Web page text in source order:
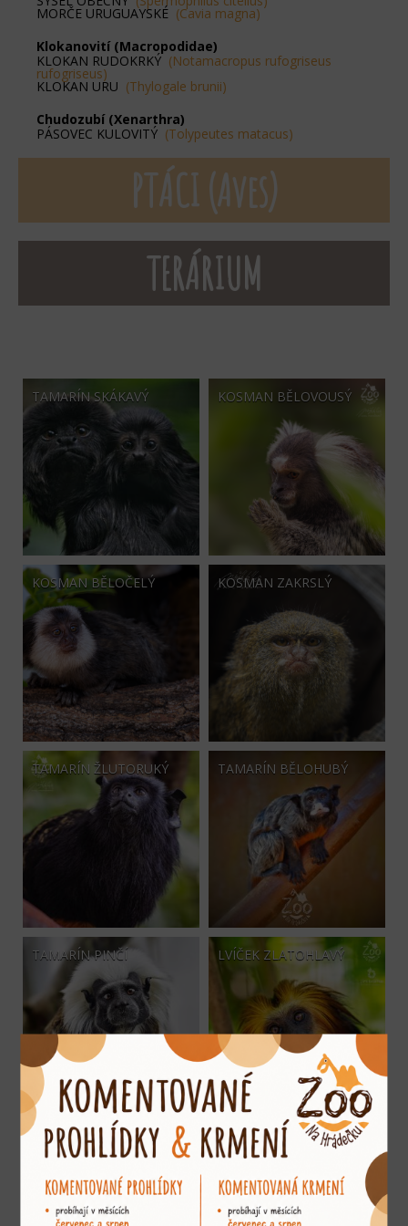
MORČE URUGUAYSKÉ (Cavia magna)
Klokanovití (Macropodidae)
KLOKAN RUDOKRKÝ (Notamacropus rufogriseus
rufogriseus)
KLOKAN URU (Thylogale brunii)
Chudozubí (Xenarthra)
PÁSOVEC KULOVITÝ (Tolypeutes matacus)
PTÁCI (Aves)
TERÁRIUM
TAMARÍN SKÁKAVÝ KOSMAN BĚLOVOUSÝ
KOSMAN BĚLOČELÝ KOSMAN ZAKRSLÝ
TAMARÍN ŽLUTORUKÝ TAMARÍN BĚLOHUBÝ
TAMARÍN PINČÍ LVÍČEK ZLATOHLAVÝ
LEMUR RUDOČELÝ LEMUR BĚLOČELÝ